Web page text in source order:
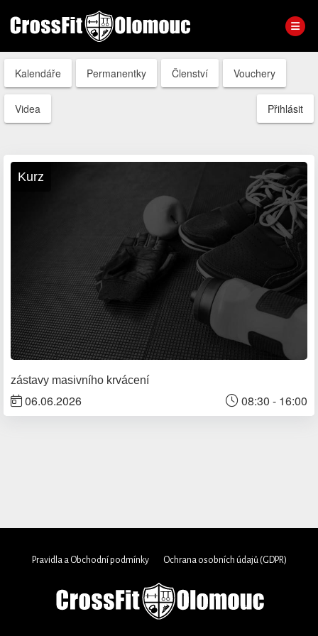
Kalendáře Permanentky Členství Vouchery
Videa Přihlásit
Kurz
zástavy masivního krvácení
06.06.2026 08:30 - 16:00
Pravidla a Obchodní podmínky Ochrana osobních údajů (GDPR)